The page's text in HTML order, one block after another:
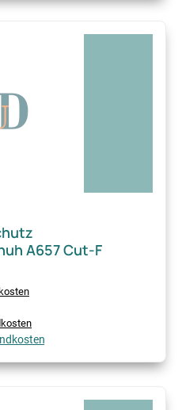
A657 Cut-F